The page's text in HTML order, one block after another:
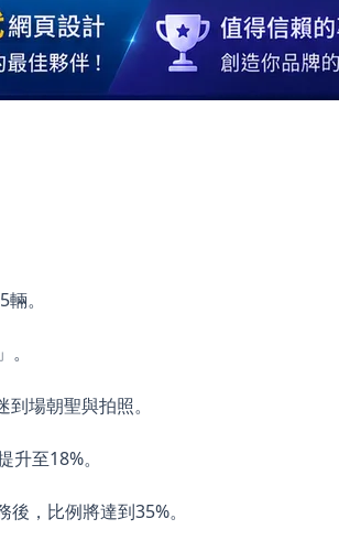
。
場朝聖與拍照。
至18%。
，比例將達到35%。